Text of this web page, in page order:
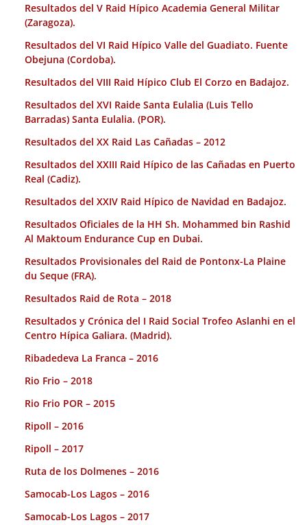
Resultados del V Raid Hípico Academia General Militar
(Zaragoza).
Resultados del VI Raid Hípico Valle del Guadiato. Fuente
Obejuna (Cordoba).
Resultados del VIII Raid Hípico Club El Corzo en Badajoz.
Resultados del XVI Raide Santa Eulalia (Luis Tello
Barradas) Santa Eulalia. (POR).
Resultados del XX Raid Las Cañadas – 2012
Resultados del XXIII Raid Hípico de las Cañadas en Puerto
Real (Cadiz).
Resultados del XXIV Raid Hípico de Navidad en Badajoz.
Resultados Oficiales de la HH Sh. Mohammed bin Rashid
Al Maktoum Endurance Cup en Dubai.
Resultados Provisionales del Raid de Pontonx-La Plaine
du Seque (FRA).
Resultados Raid de Rota – 2018
Resultados y Crónica del I Raid Social Trofeo Aslanhi en el
Centro Hípica Galiara. (Madrid).
Ribadedeva La Franca – 2016
Rio Frio – 2018
Rio Frio POR – 2015
Ripoll – 2016
Ripoll – 2017
Ruta de los Dolmenes – 2016
Samocab-Los Lagos – 2016
Samocab-Los Lagos – 2017